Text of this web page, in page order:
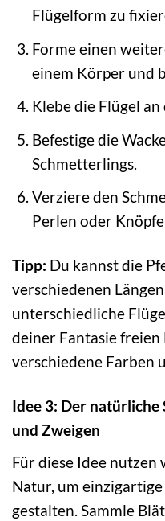
Flügelform zu
Forme einen
einem Körper und
Klebe die Flügel
Befestige die
Schmetterlings.
Verziere den
Perlen oder
Tipp: Du kannst die
verschiedenen
unterschiedliche
deiner Fantasie
verschiedene Farben
Idee 3: Der
und Zweigen
Für diese Idee
Natur, um
gestalten. Sammle